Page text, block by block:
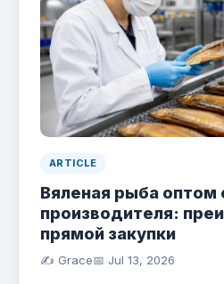
ARTICLE
Вяленая рыба оптом
производителя:
прямой закупки
✍️ Grace📅 Jul 13, 2026